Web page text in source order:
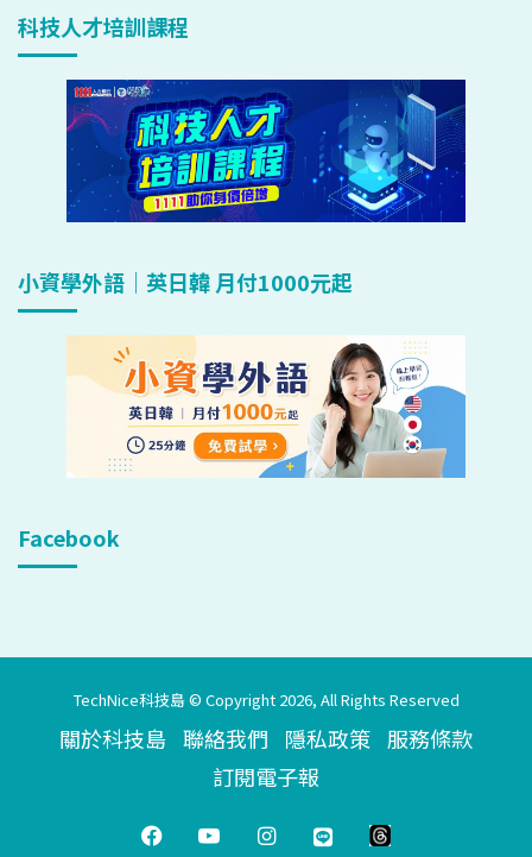
科技人才培訓課程
小資學外語｜英日韓 月付1000元起
Facebook
TechNice科技島 © Copyright 2026, All Rights Reserved
關於科技島 聯絡我們 隱私政策 服務條款
訂閱電子報